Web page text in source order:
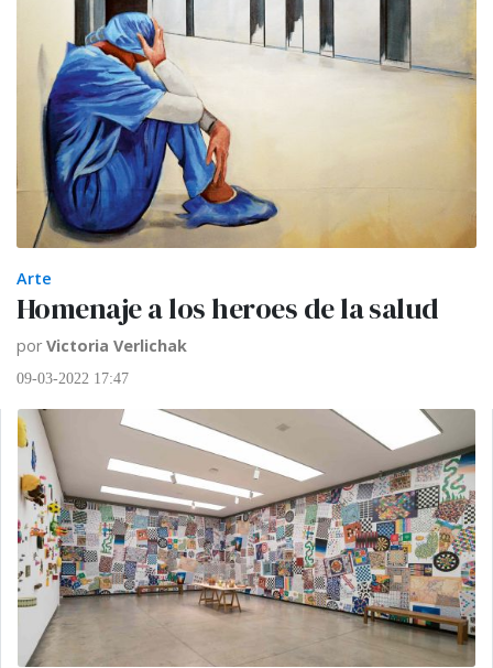
Arte
Homenaje a los heroes de la salud
porVictoria Verlichak
09-03-2022 17:47